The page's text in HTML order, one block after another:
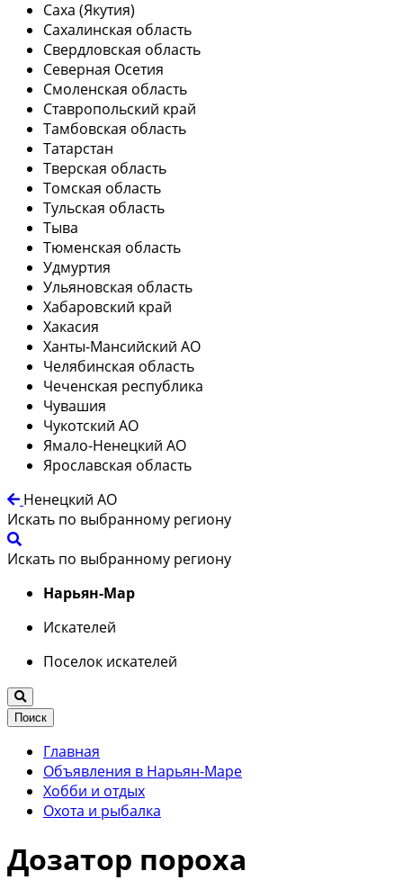
Саха (Якутия)
Сахалинская область
Свердловская область
Северная Осетия
Смоленская область
Ставропольский край
Тамбовская область
Татарстан
Тверская область
Томская область
Тульская область
Тыва
Тюменская область
Удмуртия
Ульяновская область
Хабаровский край
Хакасия
Ханты-Мансийский АО
Челябинская область
Чеченская республика
Чувашия
Чукотский АО
Ямало-Ненецкий АО
Ярославская область
Ненецкий АО
Искать по выбранному региону
Искать по выбранному региону
Нарьян-Мар
Искателей
Поселок искателей
Поиск
Главная
Объявления в Нарьян-Маре
Хобби и отдых
Охота и рыбалка
Дозатор пороха